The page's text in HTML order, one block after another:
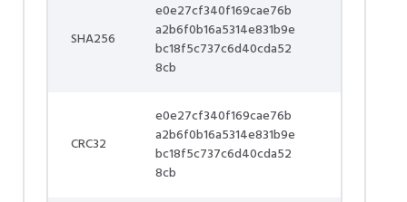
SHA256
e0e27cf340f169cae76b
a2b6f0b16a5314e831b9e
bc18f5c737c6d40cda52
8cb
CRC32
e0e27cf340f169cae76b
a2b6f0b16a5314e831b9e
bc18f5c737c6d40cda52
8cb